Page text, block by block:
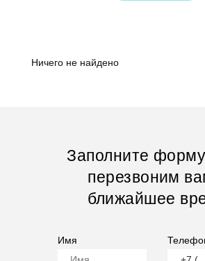
Ничего не найдено
Заполните
перезвоним
ближайшее
Имя